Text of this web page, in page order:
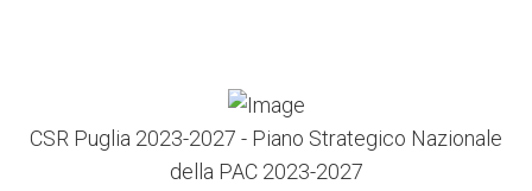
CSR Puglia 2023-2027 - Piano Strategico Nazionale
della PAC 2023-2027